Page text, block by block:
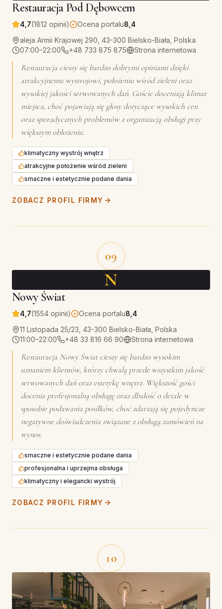
Restauracja Pod Dębowcem
4,7(1812 opinii) Ocena portalu8,4
aleja Armii Krajowej 290, 43-300 Bielsko-Biała, Polska
07:00–22:00
+48 733 875 875 Strona internetowa
Restauracja cieszy się bardzo dobrymi opiniami dzięki
atrakcyjnemu wystrojowi, położeniu wśród zieleni oraz
wysokiej jakości serwowanych dań. Goście doceniają klimat
miejsca, choć pojawiają się głosy dotyczące wysokich cen
oraz sporadycznych problemów z organizacją obsługi przy
większym obłożeniu.
klimatyczny wystrój wnętrz
atrakcyjne położenie wśród zieleni
smaczne i estetycznie podane dania
ZOBACZ PROFIL FIRMY
09
N
Nowy Świat
4,7(1554 opinii) Ocena portalu8,4
11 Listopada 25/23, 43-300 Bielsko-Biała, Polska
11:00–22:00
+48 33 816 66 90 Strona internetowa
Restauracja Nowy Świat cieszy się bardzo wysokim
uznaniem klientów, którzy chwalą przede wszystkim jakość
serwowanych dań oraz estetykę wnętrz. Większość gości
docenia profesjonalną obsługę oraz dbałość o detale w
sposobie podawania posiłków, choć zdarzają się pojedyncze
negatywne doświadczenia związane z obsługą zamówień na
wynos.
smaczne i estetycznie podane dania
profesjonalna i uprzejma obsługa
klimatyczny i elegancki wystrój
ZOBACZ PROFIL FIRMY
10